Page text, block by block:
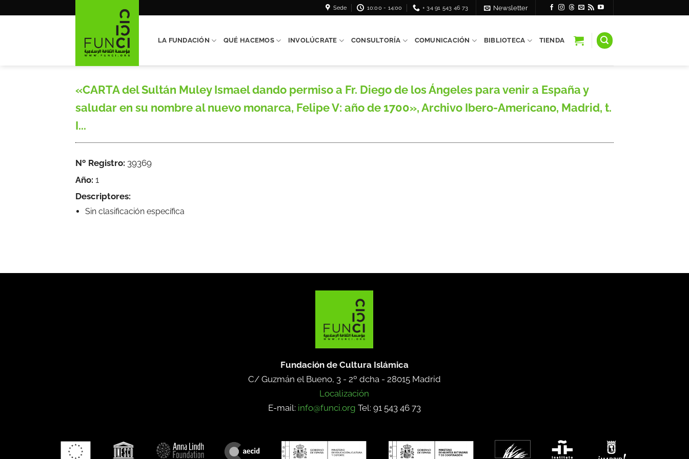
Sede 10:00 - 14:00 + 34 91 543 46 73 Newsletter
LA FUNDACIÓN QUÉ HACEMOS INVOLÚCRATE CONSULTORÍA COMUNICACIÓN BIBLIOTECA TIENDA
«CARTA del Sultán Muley Ismael dando permiso a Fr. Diego de los Ángeles para venir a España y
saludar en su nombre al nuevo monarca, Felipe V: año de 1700», Archivo Ibero-Americano, Madrid, t.
I...
Nº Registro: 39369
Año: 1
Descriptores:
Sin clasificación específica
Fundación de Cultura Islámica
C/ Guzmán el Bueno, 3 - 2º dcha - 28015 Madrid
Localización
E-mail: info@funci.org Tel: 91 543 46 73